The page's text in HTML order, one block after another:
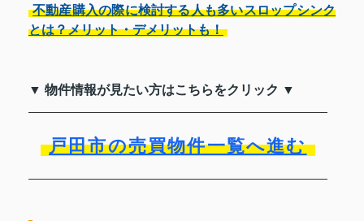
不動産購入の際に検討する人も多いスロップシンク
とは？メリット・デメリットも！
▼ 物件情報が見たい方はこちらをクリック ▼
戸田市の売買物件一覧へ進む